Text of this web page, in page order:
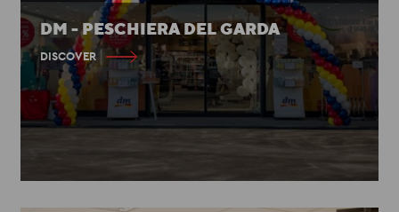
DM - PESCHIERA DEL GARDA
DISCOVER